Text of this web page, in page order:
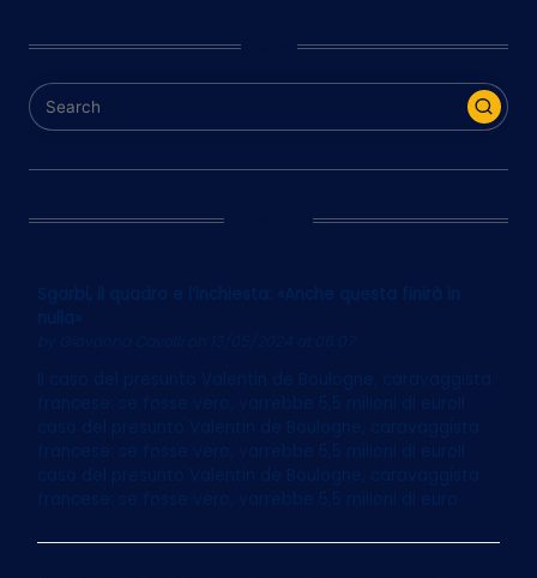
Cerca
Sgarbi, il quadro e l’inchiesta: «Anche questa finirà in
nulla»
on 13/05/2024 at 06:07
Il caso del presunto Valentin de Boulogne, caravaggista
francese: se fosse vero, varrebbe 5,5 milioni di euroIl
caso del presunto Valentin de Boulogne, caravaggista
francese: se fosse vero, varrebbe 5,5 milioni di euroIl
caso del presunto Valentin de Boulogne, caravaggista
francese: se fosse vero, varrebbe 5,5 milioni di euro